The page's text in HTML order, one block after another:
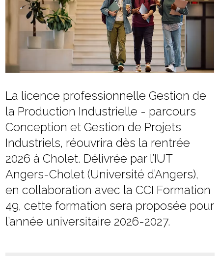
La licence professionnelle Gestion de
la Production Industrielle - parcours
Conception et Gestion de Projets
Industriels, réouvrira dès la rentrée
2026 à Cholet. Délivrée par l’IUT
Angers-Cholet (Université d’Angers),
en collaboration avec la CCI Formation
49, cette formation sera proposée pour
l’année universitaire 2026-2027.